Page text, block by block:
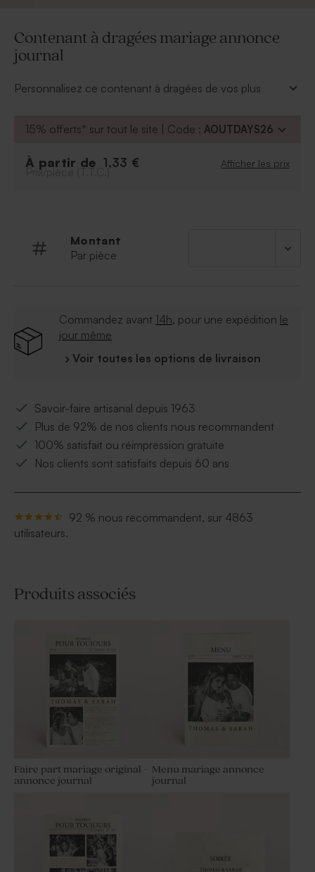
Contenant à dragées mariage annonce
journal
Personnalisez ce contenant à dragées de vos plus
grands.
sachet transparent pour les dragées et une
attache parisienne pour assembler l'ensemble
15% offerts* sur tout le site | Code : AOUTDAYS26
À partir de 1,33 € Afficher les prix
Prix/pièce (T.T.C.)
Montant
Par pièce
Commandez avant 14h, pour une expédition le
jour même
› Voir toutes les options de livraison
Savoir-faire artisanal depuis 1963
Plus de 92% de nos clients nous recommandent
100% satisfait ou réimpression gratuite
Nos clients sont satisfaits depuis 60 ans
92 % nous recommandent, sur 4863
utilisateurs.
Produits associés
Faire part mariage original -
annonce journal
Menu mariage annonce
journal